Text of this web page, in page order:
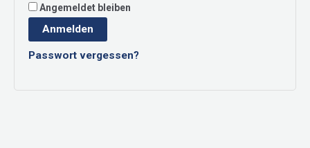
Angemeldet bleiben
Anmelden
Passwort vergessen?